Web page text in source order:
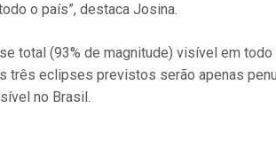
o país”, destaca Josina.
total (93% de magnitude) visível em
três eclipses previstos serão apenas
no Brasil.